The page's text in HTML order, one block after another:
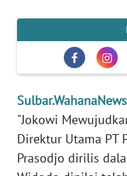
"Jokowi
Direktur Utama PT
Prasodjo dirilis
MEDIA
SIBER
REDAKSI